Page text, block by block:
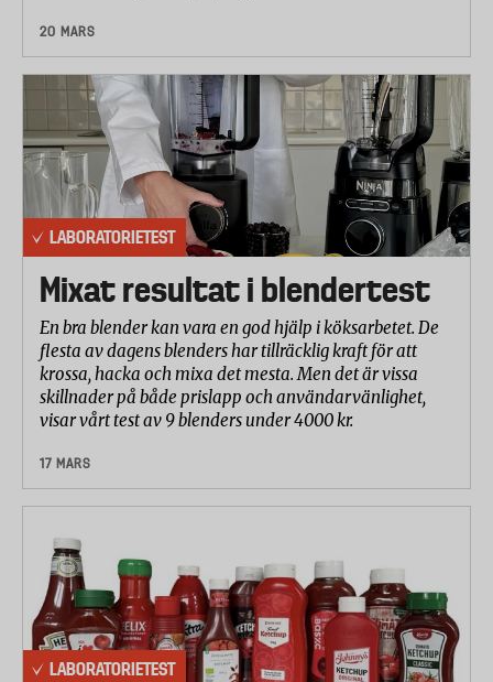
20 MARS
LABORATORIETEST
Mixat resultat i blendertest
En bra blender kan vara en god hjälp i köksarbetet. De
flesta av dagens blenders har tillräcklig kraft för att
krossa, hacka och mixa det mesta. Men det är vissa
skillnader på både prislapp och användarvänlighet,
visar vårt test av 9 blenders under 4000 kr.
17 MARS
LABORATORIETEST